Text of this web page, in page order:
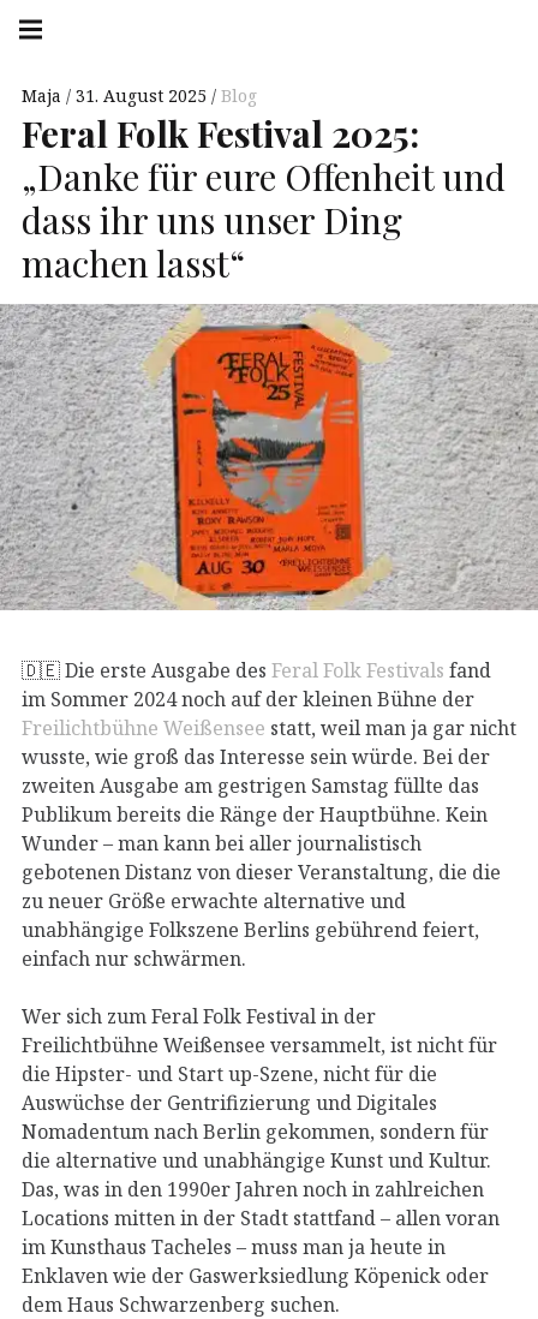
Springe
zum
Maja 31. August 2025 Blog
Feral Folk Festival 2025:
„Danke für eure Offenheit und
dass ihr uns unser Ding
machen lasst“
🇩🇪 Die erste Ausgabe des Feral Folk Festivals fand
im Sommer 2024 noch auf der kleinen Bühne der
Freilichtbühne Weißensee statt, weil man ja gar nicht
wusste, wie groß das Interesse sein würde. Bei der
zweiten Ausgabe am gestrigen Samstag füllte das
Publikum bereits die Ränge der Hauptbühne. Kein
Wunder – man kann bei aller journalistisch
gebotenen Distanz von dieser Veranstaltung, die die
zu neuer Größe erwachte alternative und
unabhängige Folkszene Berlins gebührend feiert,
einfach nur schwärmen.
Wer sich zum Feral Folk Festival in der
Freilichtbühne Weißensee versammelt, ist nicht für
die Hipster- und Start up-Szene, nicht für die
Auswüchse der Gentrifizierung und Digitales
Nomadentum nach Berlin gekommen, sondern für
die alternative und unabhängige Kunst und Kultur.
Das, was in den 1990er Jahren noch in zahlreichen
Locations mitten in der Stadt stattfand – allen voran
im Kunsthaus Tacheles – muss man ja heute in
Enklaven wie der Gaswerksiedlung Köpenick oder
dem Haus Schwarzenberg suchen.